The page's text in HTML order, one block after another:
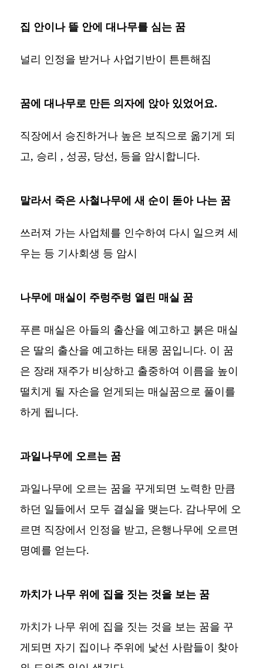
집 안이나 뜰 안에 대나무를 심는 꿈
널리 인정을 받거나 사업기반이 튼튼해짐
꿈에 대나무로 만든 의자에 앉아 있었어요.
직장에서 승진하거나 높은 보직으로 옮기게 되
고, 승리 , 성공, 당선, 등을 암시합니다.
말라서 죽은 사철나무에 새 순이 돋아 나는 꿈
쓰러져 가는 사업체를 인수하여 다시 일으켜 세
우는 등 기사회생 등 암시
나무에 매실이 주렁주렁 열린 매실 꿈
푸른 매실은 아들의 출산을 예고하고 붉은 매실
은 딸의 출산을 예고하는 태몽 꿈입니다. 이 꿈
은 장래 재주가 비상하고 출중하여 이름을 높이
떨치게 될 자손을 얻게되는 매실꿈으로 풀이를
하게 됩니다.
과일나무에 오르는 꿈
과일나무에 오르는 꿈을 꾸게되면 노력한 만큼
하던 일들에서 모두 결실을 맺는다. 감나무에 오
르면 직장에서 인정을 받고, 은행나무에 오르면
명예를 얻는다.
까치가 나무 위에 집을 짓는 것을 보는 꿈
까치가 나무 위에 집을 짓는 것을 보는 꿈을 꾸
게되면 자기 집이나 주위에 낯선 사람들이 찾아